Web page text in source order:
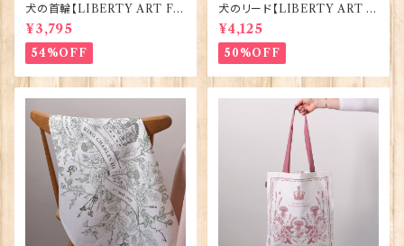
犬の首輪【LIBERTY ART FA
BRIC=Thorpe】BlossomCo
90295
¥3,795
54%OFF
犬のリード【LIBERTY ART F
ABRIC=Thorpe】BlossomC
o 90294
¥4,125
50%OFF